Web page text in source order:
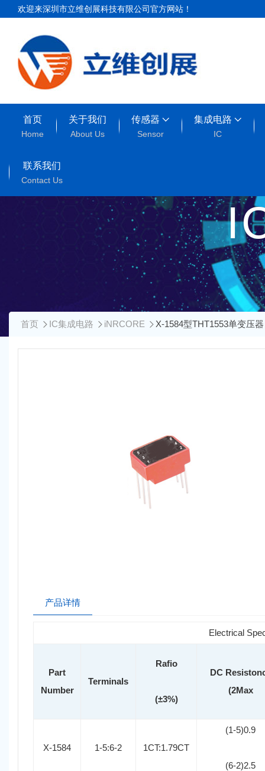
欢迎来深圳市立维创展科技有限公司官方网站！
首页
Home
关于我们
About Us
传感器
Sensor
集成电路
IC
联系我们
Contact Us
首页 IC集成电路 iNRCORE X-1584型THT1553单变压器
产品详情
Electrical
Part
Number
Terminals
Rafio
(±3%)
DC
(2Max
X-1584 1-5:6-2 1CT:1.79CT
(1-5)0.9
(6-2)2.5